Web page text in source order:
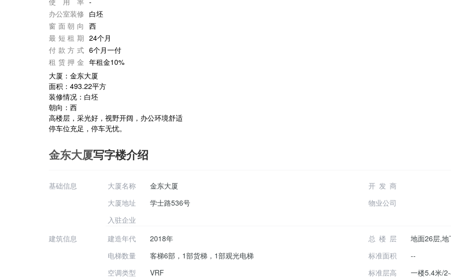
办公室装修 白坯
窗面朝向 西
最短租期 24个月
付款方式 6个月一付
租赁押金 年租金10%
大厦：金东大厦
面积：493.22平方
装修情况：白坯
朝向：西
高楼层，采光好，视野开阔，办公环境舒适
停车位充足，停车无忧。
金东大厦写字楼介绍
基础信息 大厦名称 金东大厦
开发商
大厦地址
学士路536号
物业公司
入驻企业
建筑信息
建造年代 2018年 总楼层
地面26层,
电梯数量
客梯6部，1部货梯，1部观光电梯 标准面积
--
空调类型
VRF 标准层高
一楼5.4米/